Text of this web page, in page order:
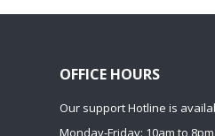
OFFICE HOURS
Our support Hotline is
Monday-Friday: 10am to 8pm